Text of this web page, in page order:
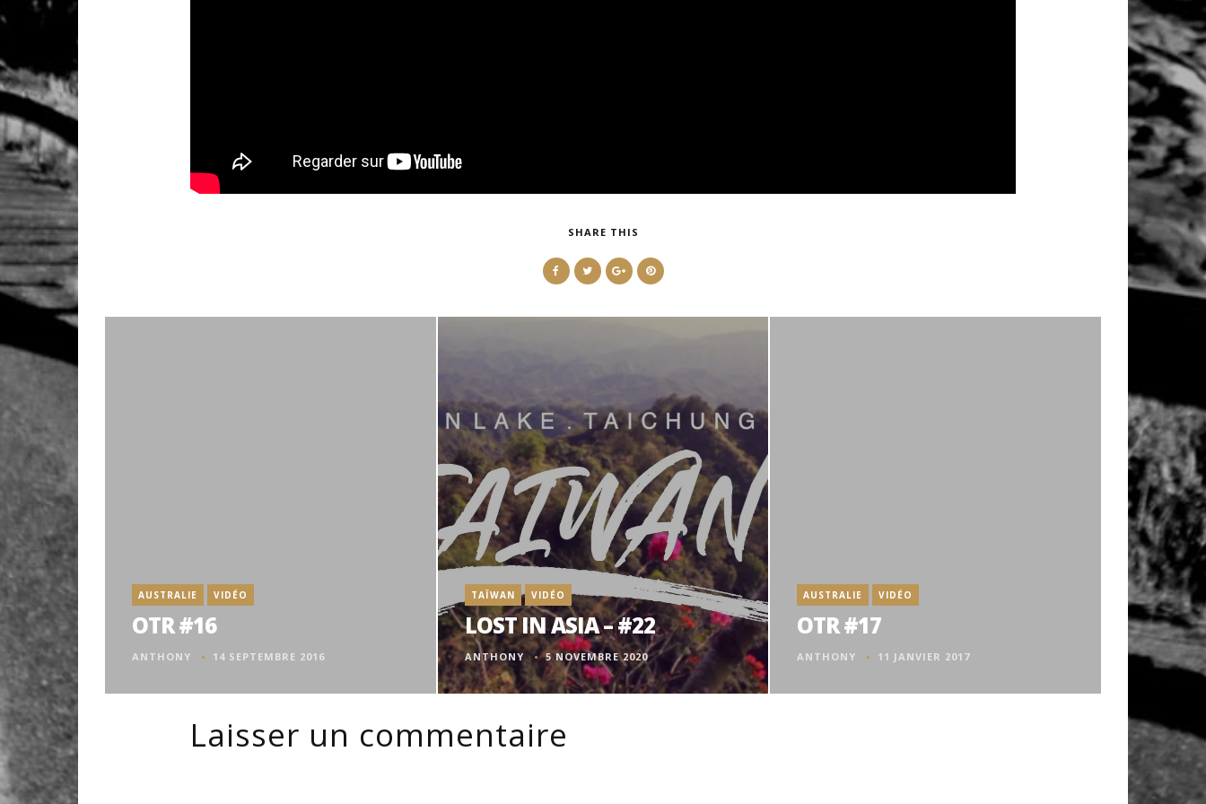
SHARE THIS
AUSTRALIE VIDÉO
OTR #16
ANTHONY 14 SEPTEMBRE 2016
TAÏWAN VIDÉO
LOST IN ASIA – #22
ANTHONY 5 NOVEMBRE 2020
AUSTRALIE VIDÉO
OTR #17
ANTHONY 11 JANVIER 2017
Laisser un commentaire